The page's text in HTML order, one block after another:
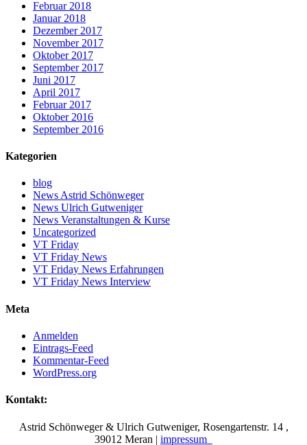
Februar 2018
Januar 2018
Dezember 2017
November 2017
Oktober 2017
September 2017
Juni 2017
April 2017
Februar 2017
Oktober 2016
September 2016
Kategorien
blog
News Astrid Schönweger
News Ulrich Gutweniger
News Veranstaltungen & Kurse
Uncategorized
VT Friday
VT Friday News
VT Friday News Erfahrungen
VT Friday News Interview
Meta
Anmelden
Eintrags-Feed
Kommentar-Feed
WordPress.org
Kontakt:
Astrid Schönweger & Ulrich Gutweniger, Rosengartenstr. 14 ,
39012 Meran | impressum